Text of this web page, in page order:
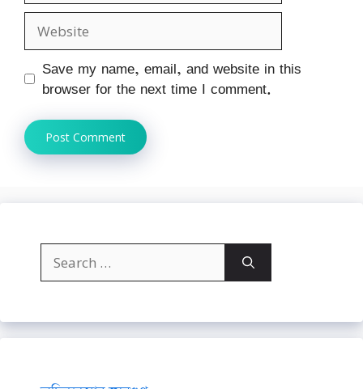
Website
Save my name, email, and website in this
browser for the next time I comment.
Search
for: